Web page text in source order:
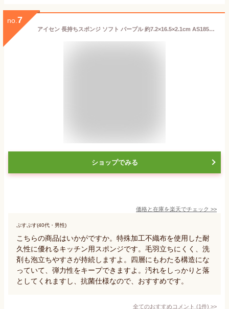
no. 7
アイセン 長持ちスポンジ ソフト パープル 約7.2×16.5×2.1cm AS185011【メール便】 ( スポンジ 長持ち 食器洗い 皿洗い 食器 皿 コップ 鍋 キッチン 台所 シンク 汚れ )
ショップでみる
価格と在庫を楽天でチェック >>
ぷすぷす(40代・男性)
こちらの商品はいかがですか。特殊加工不織布を使用した耐
久性に優れるキッチン用スポンジです。毛羽立ちにくく、洗
剤も泡立ちやすさが持続しますよ。四層にもわたる構造にな
っていて、弾力性をキープできますよ。汚れをしっかりと落
としてくれますし、抗菌仕様なので、おすすめです。
全てのおすすめコメント (1件) >